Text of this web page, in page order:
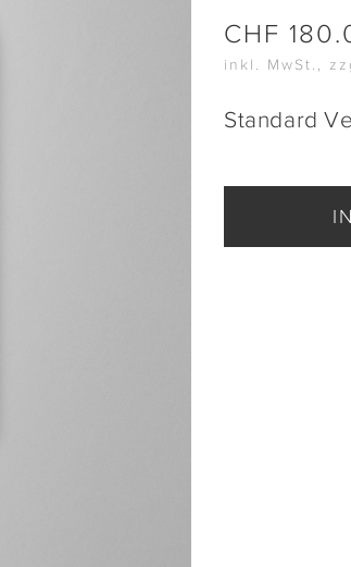
CHF
inkl. MwSt.,
Standard